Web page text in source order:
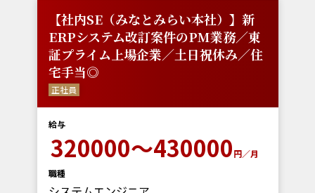
【社内SE（みなとみらい本社）】新
ERPシステム改訂案件のPM業務／東
証プライム上場企業／土日祝休み／住
宅手当◎
正社員
給与
320000～430000円／月
職種